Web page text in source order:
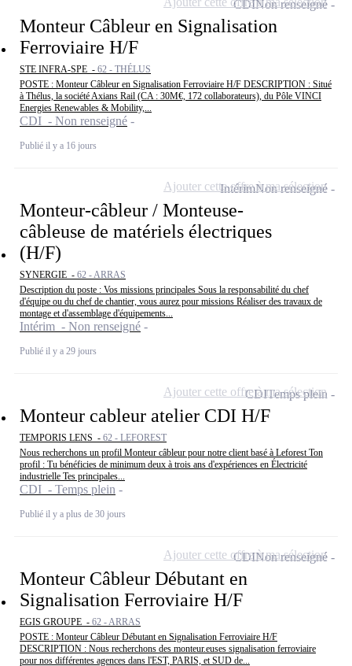
Monteur Câbleur en Signalisation
Ferroviaire H/F
STE INFRA-SPE - 62 - THÉLUS
POSTE : Monteur Câbleur en Signalisation Ferroviaire H/F DESCRIPTION : Situé
à Thélus, la société Axians Rail (CA : 30M€, 172 collaborateurs), du Pôle VINCI
Energies Renewables & Mobility,...
CDI - Non renseigné
Publié il y a 16 jours
CDINon renseigné
Monteur-câbleur / Monteuse-
câbleuse de matériels électriques
(H/F)
SYNERGIE - 62 - ARRAS
Description du poste : Vos missions principales Sous la responsabilité du chef
d'équipe ou du chef de chantier, vous aurez pour missions Réaliser des travaux de
montage et d'assemblage d'équipements...
Intérim - Non renseigné
Publié il y a 29 jours
IntérimNon renseigné
Ajouter cette offre à ma sélection
Monteur cableur atelier CDI H/F
TEMPORIS LENS - 62 - LEFOREST
Nous recherchons un profil Monteur câbleur pour notre client basé à Leforest Ton
profil : Tu bénéficies de minimum deux à trois ans d'expériences en Électricité
industrielle Tes principales...
CDI - Temps plein
Publié il y a plus de 30 jours
CDITemps plein
Ajouter cette offre à ma sélection
Monteur Câbleur Débutant en
Signalisation Ferroviaire H/F
EGIS GROUPE - 62 - ARRAS
POSTE : Monteur Câbleur Débutant en Signalisation Ferroviaire H/F
DESCRIPTION : Nous recherchons des monteur.euses signalisation ferroviaire
pour nos différentes agences dans l'EST, PARIS, et SUD de...
CDINon renseigné
Ajouter cette offre à ma sélection